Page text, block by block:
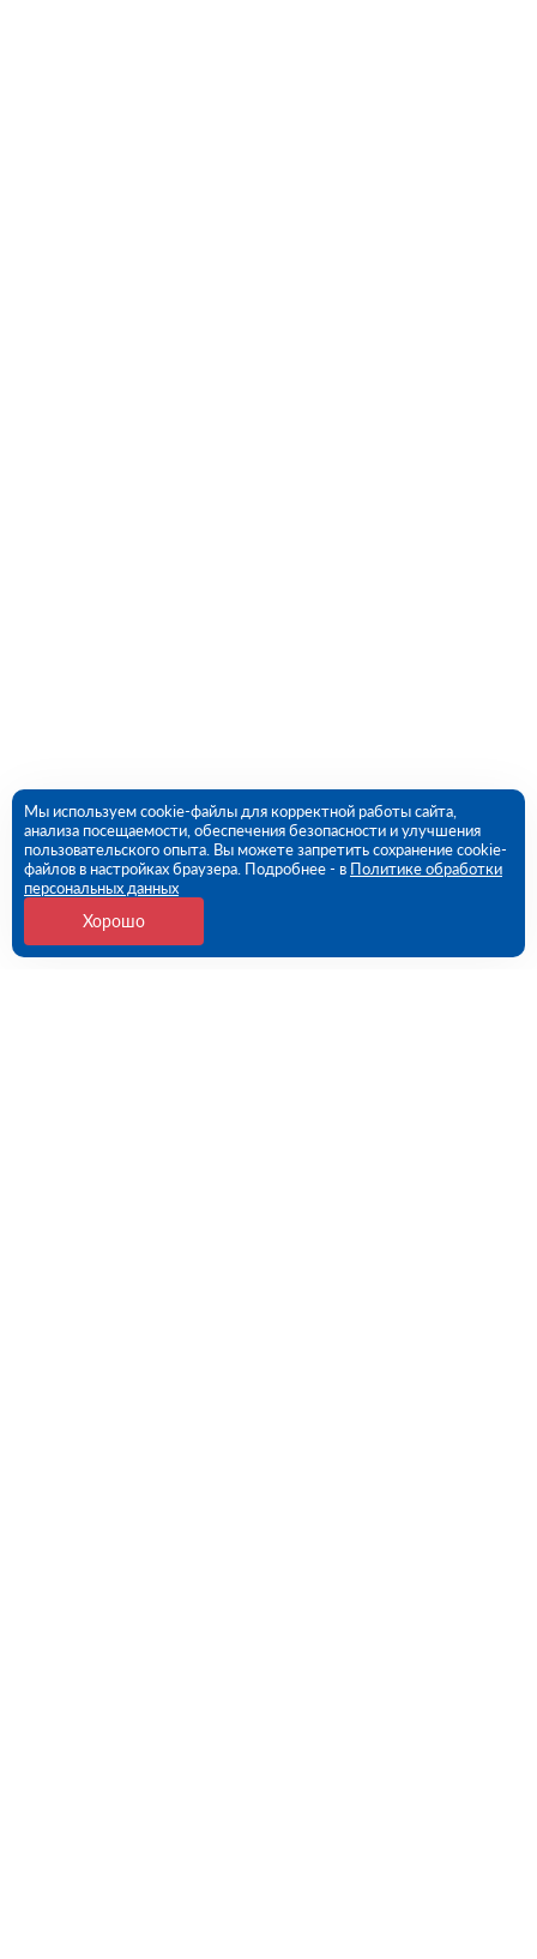
Мы используем cookie-файлы для корректной работы сайта,
анализа посещаемости, обеспечения безопасности и улучшения
пользовательского опыта. Вы можете запретить сохранение cookie-
файлов в настройках браузера. Подробнее - в Политике обработки
персональных данных
Хорошо